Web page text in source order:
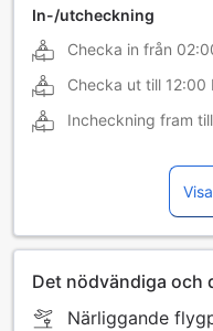
In-/utcheckning
Checka in från
Checka ut till 12:00
Incheckning fram till
Det nödvändiga och
Närliggande